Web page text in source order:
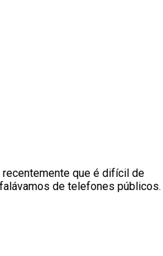
que é difícil de
de telefones públicos.